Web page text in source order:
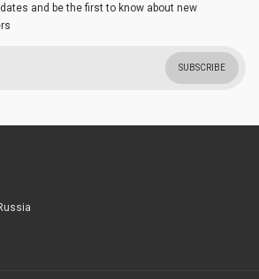
and be the first to know about new
SUBSCRIBE